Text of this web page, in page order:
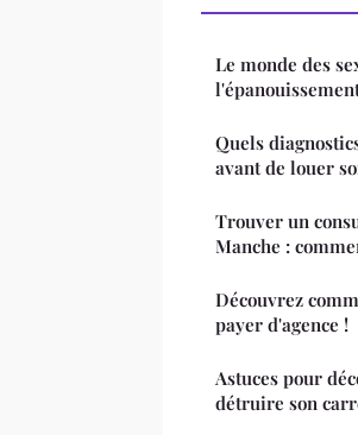
Le monde des
Quels
avant de louer
Trouver un
Manche :
Découvrez
payer d'agence !
Astuces pour
détruire son